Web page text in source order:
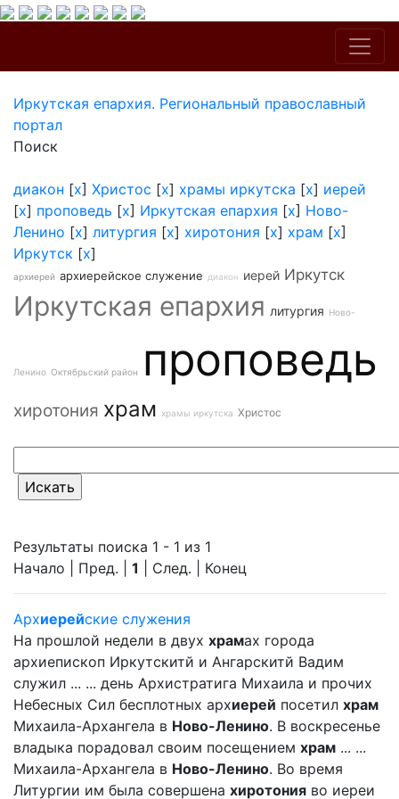
Иркутская епархия. Региональный православный
портал
Поиск
диакон [x] Христос [x] храмы иркутска [x] иерей
[x] проповедь [x] Иркутская епархия [x] Ново-
Ленино [x] литургия [x] хиротония [x] храм [x]
Иркутск [x]
архиерей архиерейское служение диакон иерей Иркутск
Иркутская епархия литургия Ново-
Ленино Октябрьский район проповедь
хиротония храм храмы иркутска Христос
Результаты поиска 1 - 1 из 1
Начало | Пред. | 1 | След. | Конец
Архиерейские служения
На прошлой недели в двух храмах города
архиепископ Иркутскитй и Ангарскитй Вадим
служил ... ... день Архистратига Михаила и прочих
Небесных Сил бесплотных архиерей посетил храм
Михаила-Архангела в Ново-Ленино. В воскресенье
владыка порадовал своим посещением храм ... ...
Михаила-Архангела в Ново-Ленино. Во время
Литургии им была совершена хиротония во иереи